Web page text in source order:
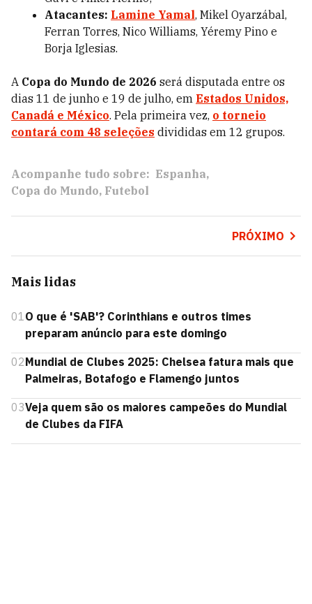
Atacantes: Lamine Yamal, Mikel Oyarzábal,
Ferran Torres, Nico Williams, Yéremy Pino e
Borja Iglesias.
A Copa do Mundo de 2026 será disputada entre os
dias 11 de junho e 19 de julho, em Estados Unidos,
Canadá e México. Pela primeira vez, o torneio
contará com 48 seleções divididas em 12 grupos.
Acompanhe tudo sobre: Espanha
Copa do Mundo Futebol
PRÓXIMO
Mais lidas
01O que é 'SAB'? Corinthians e outros times
preparam anúncio para este domingo
02Mundial de Clubes 2025: Chelsea fatura mais que
Palmeiras, Botafogo e Flamengo juntos
03Veja quem são os maiores campeões do Mundial
de Clubes da FIFA